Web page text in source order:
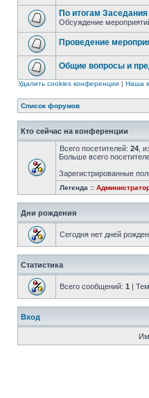
По итогам
Обсуждение
Проведение
Общие вопросы и
Удалить cookies конференции | Наша
Список форумов
Кто сейчас на конференции
Всего посетителей: 24 ,
Больше всего
Зарегистрированные
Легенда ::
Дни рождения
Сегодня нет дней
Статистика
Всего сообщений: 1 |
Вход